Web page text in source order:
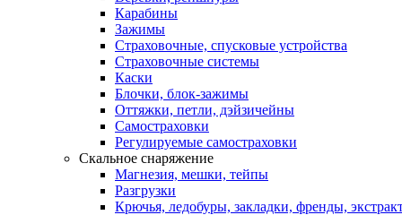
Карабины
Зажимы
Страховочные, спусковые устройства
Страховочные системы
Каски
Блочки, блок-зажимы
Оттяжки, петли, дэйзичейны
Самостраховки
Регулируемые самостраховки
Скальное снаряжение
Магнезия, мешки, тейпы
Разгрузки
Крючья, ледобуры, закладки, френды,